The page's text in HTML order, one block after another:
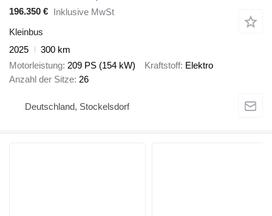
196.350 € Inklusive MwSt
Kleinbus
2025
300 km
Motorleistung 209 PS (154 kW) Kraftstoff Elektro
Anzahl der Sitze 26
Deutschland, Stockelsdorf